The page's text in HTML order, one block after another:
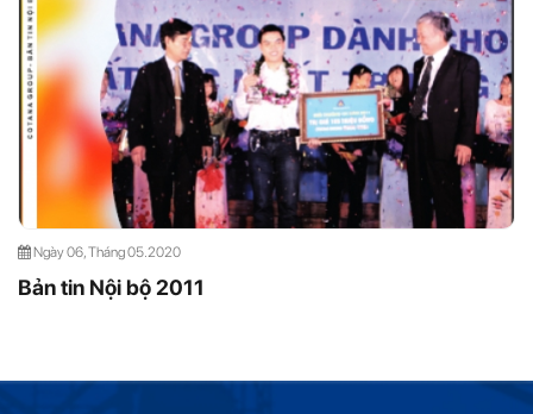
Ngày 06, Tháng 05.2020
Bản tin Nội bộ 2011